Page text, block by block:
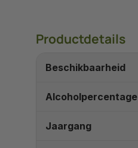
Productdetails
Beschikbaarheid
Alcoholpercentage
Jaargang